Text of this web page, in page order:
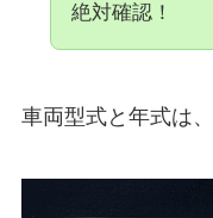
絶対確認！
車両型式と年式は、